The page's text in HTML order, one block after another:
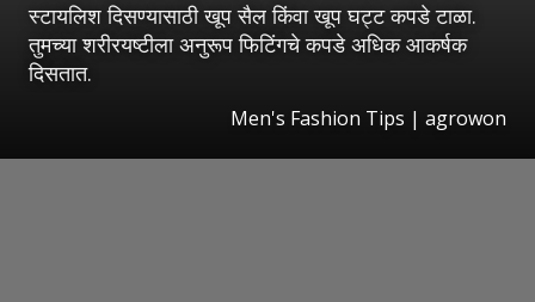
स्टायलिश दिसण्यासाठी खूप सैल किंवा खूप घट्ट कपडे टाळा.
तुमच्या शरीरयष्टीला अनुरूप फिटिंगचे कपडे अधिक आकर्षक
दिसतात.
Men's Fashion Tips | agrowon